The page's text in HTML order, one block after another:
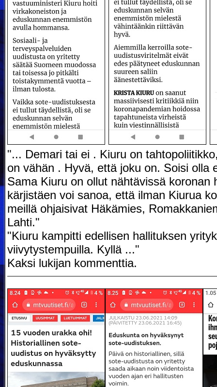
"... Demari tai ei . Kiuru on
on vähän . Hyvä, että joku on. Soisi olla
Sama Kiuru on ollut nähtävissä koronan
kärjistäen voi sanoa, että ilman Kiurua
meillä ohjaisivat Häkämies,
Lahti."
"Kiuru kampitti edellisen hallituksen
viivytystempuilla. Kyllä ..."
Kaksi lukijan kommenttia.